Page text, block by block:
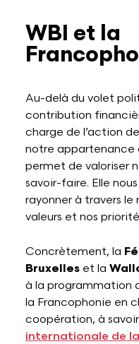
WBI et la
Au-delà du volet
contribution
charge de l’action
notre appartenance
permet de valoriser
savoir-faire. Elle
rayonner à travers le
valeurs et nos
Concrètement, la
Bruxelles et la
à la programmation
la Francophonie en
coopération, à
internationale de